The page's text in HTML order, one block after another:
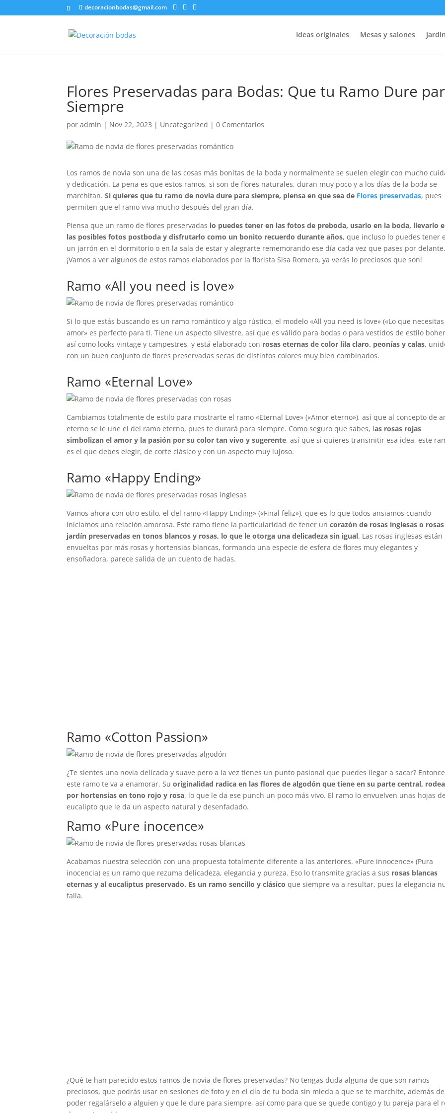
decoracionbodas@gmail.com
Ideas originales Mesas y salones
Flores Preservadas para Bodas: Que tu Ramo Dure
Siempre
poradmin | Nov 22, 2023 | Uncategorized |0 Comentarios
Los ramos de novia son una de las cosas más bonitas de la boda y normalmente se suelen elegir con mucho
y dedicación. La pena es que estos ramos, si son de flores naturales, duran muy poco y a los días de la boda se
marchitan.Si quieres que tu ramo de novia dure para siempre, piensa en que sea de Flores preservadas, pues
permiten que el ramo viva mucho después del gran día.
Piensa que un ramo de flores preservadas lo puedes tener en las fotos de preboda, usarlo en la boda, llevarlo
las posibles fotos postboda y disfrutarlo como un bonito recuerdo durante años, que incluso lo puedes tener
un jarrón en el dormitorio o en la sala de estar y alegrarte rememorando ese día cada vez que pases por
¡Vamos a ver algunos de estos ramos elaborados por la florista Sisa Romero, ya verás lo preciosos que son!
Ramo «All you need is love»
Si lo que estás buscando es un ramo romántico y algo rústico, el modelo «All you need is love» («Lo que
amor» es perfecto para ti. Tiene un aspecto silvestre, así que es válido para bodas o para vestidos de estilo
así como looks vintage y campestres, y está elaborado con rosas eternas de color lila claro, peonías y calas,
con un buen conjunto de flores preservadas secas de distintos colores muy bien combinados.
Ramo «Eternal Love»
Cambiamos totalmente de estilo para mostrarte el ramo «Eternal Love» («Amor eterno»), así que al concepto de
eterno se le une el del ramo eterno, pues te durará para siempre. Como seguro que sabes, las rosas rojas
simbolizan el amor y la pasión por su color tan vivo y sugerente, así que si quieres transmitir esa idea, este
es el que debes elegir, de corte clásico y con un aspecto muy lujoso.
Ramo «Happy Ending»
Vamos ahora con otro estilo, el del ramo «Happy Ending» («Final feliz»), que es lo que todos ansiamos cuando
iniciamos una relación amorosa. Este ramo tiene la particularidad de tener uncorazón de rosas inglesas o rosas
jardín preservadas en tonos blancos y rosas, lo que le otorga una delicadeza sin igual. Las rosas inglesas están
envueltas por más rosas y hortensias blancas, formando una especie de esfera de flores muy elegantes y
ensoñadora, parece salida de un cuento de hadas.
Ramo «Cotton Passion»
¿Te sientes una novia delicada y suave pero a la vez tienes un punto pasional que puedes llegar a sacar?
este ramo te va a enamorar. Suoriginalidad radica en las flores de algodón que tiene en su parte central,
por hortensias en tono rojo y rosa, lo que le da ese punch un poco más vivo. El ramo lo envuelven unas hojas
eucalipto que le da un aspecto natural y desenfadado.
Ramo «Pure inocence»
Acabamos nuestra selección con una propuesta totalmente diferente a las anteriores. «Pure innocence» (Pura
inocencia) es un ramo que rezuma delicadeza, elegancia y pureza. Eso lo transmite gracias a sus rosas blancas
eternas y al eucaliptus preservado. Es un ramo sencillo y clásico que siempre va a resultar, pues la elegancia
falla.
¿Qué te han parecido estos ramos de novia de flores preservadas? No tengas duda alguna de que son ramos
preciosos, que podrás usar en sesiones de foto y en el día de tu boda sin miedo a que se te marchite, además de
poder regalárselo a alguien y que le dure para siempre, así como para que se quede contigo y tu pareja para el